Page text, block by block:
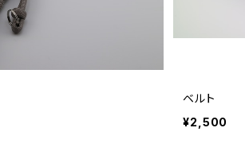
ベルト
¥2,500